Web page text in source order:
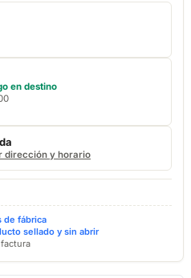
en destino
dirección y horario
de fábrica
sellado y sin abrir